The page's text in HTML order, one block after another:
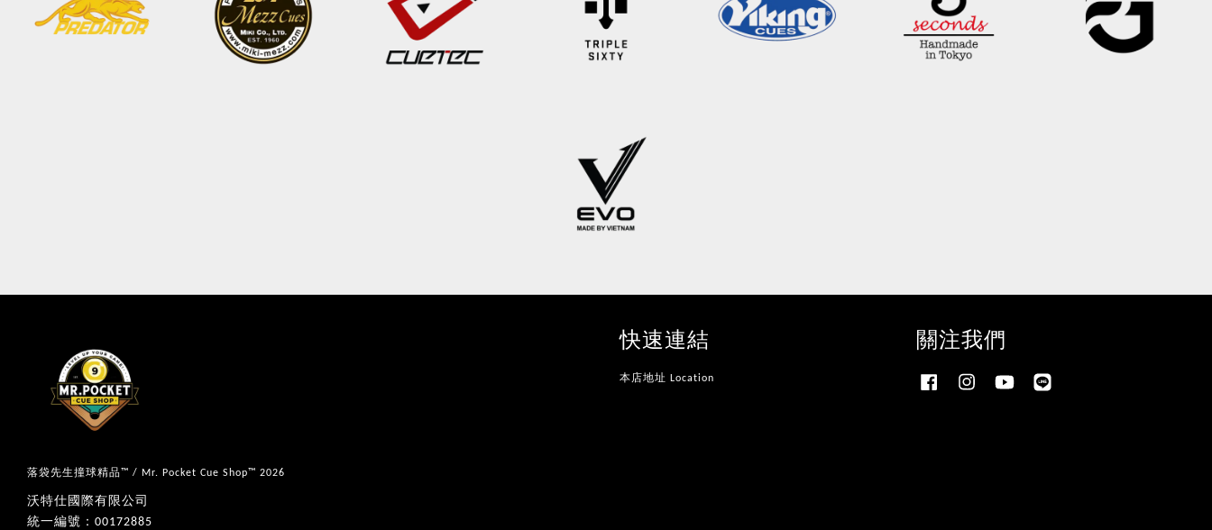
落袋先生撞球精品™ / Mr. Pocket Cue Shop™ 2026
沃特仕國際有限公司
統一編號：00172885
快速連結
本店地址 Location
關注我們
FacebookInstagramYouTube